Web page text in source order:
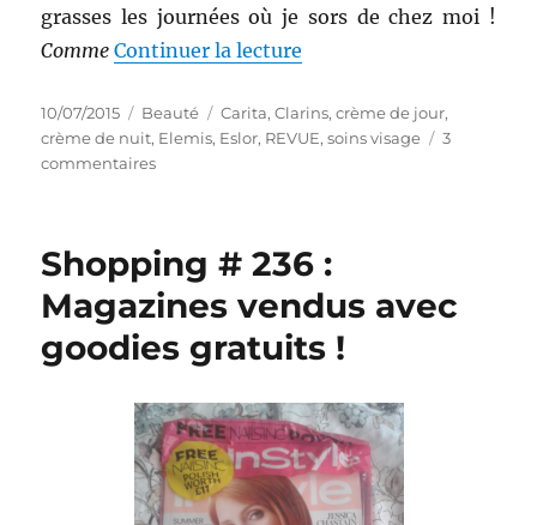
grasses les journées où je sors de chez moi !
CommeContinuer la lecture
Publié
le
10/07/2015 Catégories
Beauté Étiquettes
Carita,Clarins,crème de jour,
crème de nuit, Elemis, Eslor, REVUE,soins visage
3
commentairessur
#
32
à
35
:
entre
Carita,
Clarins,
Elemis
et
Shopping # 236 :
Magazines vendus avec
goodies gratuits !